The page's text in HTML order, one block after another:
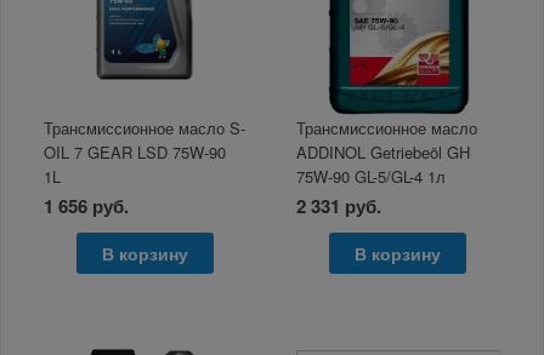
Трансмиссионное масло S-
OIL 7 GEAR LSD 75W-90
1L
1 656 руб.
В корзину
Трансмиссионное масло
ADDINOL Getriebeöl GH
75W-90 GL-5/GL-4 1л
2 331 руб.
В корзину